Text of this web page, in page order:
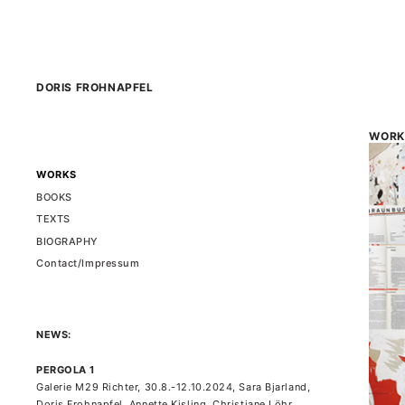
DORIS FROHNAPFEL
WORKS
BOOKS
TEXTS
BIOGRAPHY
Contact/Impressum
NEWS:
PERGOLA 1
Galerie M29 Richter, 30.8.-12.10.2024, Sara Bjarland,